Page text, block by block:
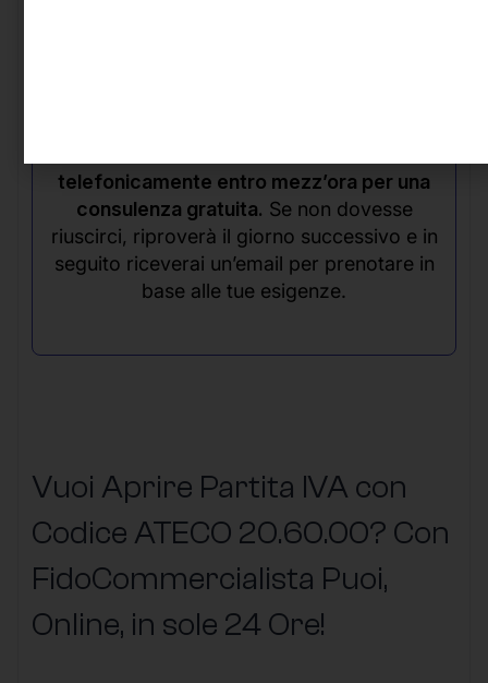
telefonicamente entro mezz’ora per una
consulenza gratuita. Se non dovesse
riuscirci, riproverà il giorno successivo e in
seguito riceverai un’email per prenotare in
base alle tue esigenze.
Vuoi Aprire Partita IVA con
Codice ATECO 20.60.00? Con
FidoCommercialista Puoi,
Online, in sole 24 Ore!